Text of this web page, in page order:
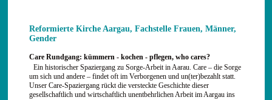
Reformierte Kirche Aargau, Fachstelle Frauen, Männer,
Gender
Care Rundgang: kümmern - kochen - pflegen, who cares?
Ein historischer Spaziergang zu Sorge-Arbeit in Aarau. Care – die Sorge
um sich und andere – findet oft im Verborgenen und un(ter)bezahlt statt.
Unser Care-Spaziergang rückt die versteckte Geschichte dieser
gesellschaftlich und wirtschaftlich unentbehrlichen Arbeit im Aargau ins